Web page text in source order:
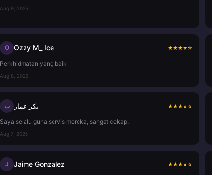
Aug 9, 2026
O Ozzy M_ Ice ★★★★☆
Perkhidmatan yang baik
Aug 8, 2026
ب بكر عمار ★★★☆☆
Saya selalu guna servis mereka, sangat cekap.
Aug 7, 2026
J Jaime Gonzalez ★★★★☆